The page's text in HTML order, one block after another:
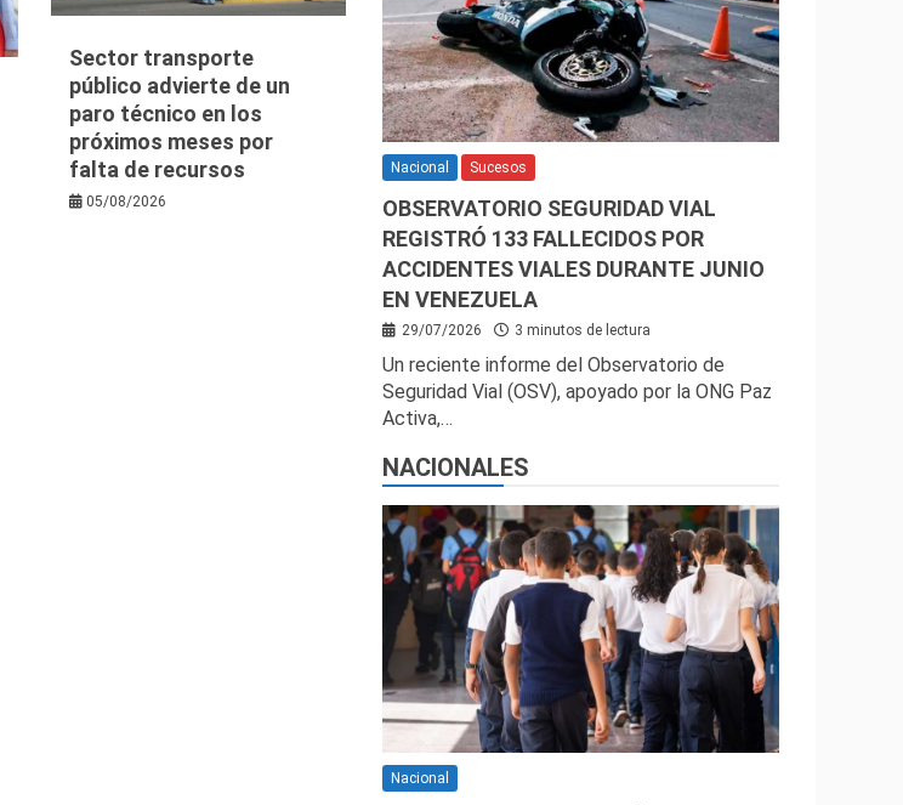
Sector transporte
público advierte de un
paro técnico en los
próximos meses por
falta de recursos
05/08/2026
Nacional Sucesos
OBSERVATORIO SEGURIDAD VIAL
REGISTRÓ 133 FALLECIDOS POR
ACCIDENTES VIALES DURANTE JUNIO
EN VENEZUELA
29/07/2026 3 minutos de lectura
Un reciente informe del Observatorio de
Seguridad Vial (OSV), apoyado por la ONG Paz
Activa,…
NACIONALES
Nacional